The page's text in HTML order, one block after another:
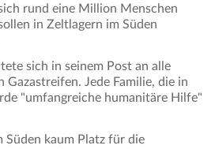
rund eine Million Menschen
in Zeltlagern im Süden
sich in seinem Post an alle
Gazastreifen. Jede Familie, die in
"umfangreiche humanitäre Hilfe"
Süden kaum Platz für die